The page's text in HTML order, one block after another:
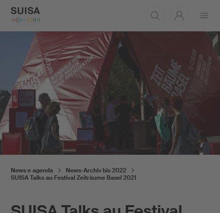
News e agenda
News-Archiv bis 2022
SUISA Talks au Festival Zeiträume Basel 2021